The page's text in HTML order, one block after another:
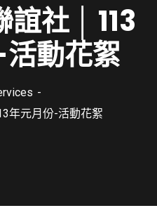
社 │ 113
動花絮
年元月份-活動花絮